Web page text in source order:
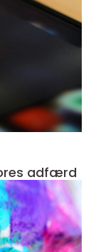
adfærd